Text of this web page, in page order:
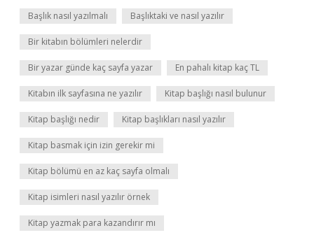
Başlık nasıl yazılmalı Başlıktaki ve nasıl yazılır
Bir kitabın bölümleri nelerdir
Bir yazar günde kaç sayfa yazar En pahalı kitap kaç TL
Kitabın ilk sayfasına ne yazılır Kitap başlığı nasıl bulunur
Kitap başlığı nedir Kitap başlıkları nasıl yazılır
Kitap basmak için izin gerekir mi
Kitap bölümü en az kaç sayfa olmalı
Kitap isimleri nasıl yazılır örnek
Kitap yazmak para kazandırır mı